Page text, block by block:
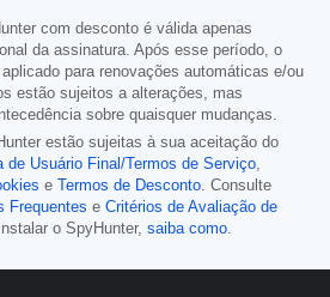
com desconto é válida apenas
da assinatura. Após esse período, o
para renovações automáticas e/ou
estão sujeitos a alterações, mas
sobre quaisquer mudanças.
estão sujeitas à sua aceitação do
de Usuário Final/Termos de Serviço
e Termos de Desconto . Consulte
Frequentes e Critérios de Avaliação de
o SpyHunter, saiba como